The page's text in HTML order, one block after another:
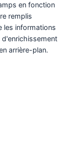
en fonction
remplis
les informations
arrière-plan.